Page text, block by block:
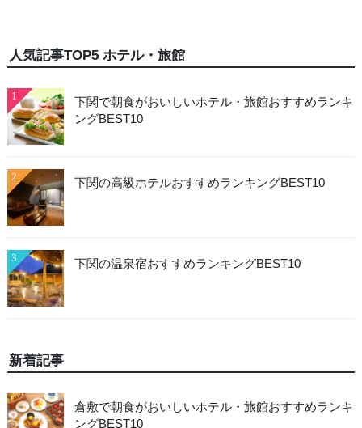
人気記事TOP5 ホテル・旅館
1
下関で朝食がおいしいホテル・旅館おすすめランキ
ングBEST10
2 下関の高級ホテルおすすめランキングBEST10
3 下関の温泉宿おすすめランキングBEST10
新着記事
倉敷で朝食がおいしいホテル・旅館おすすめランキ
ングBEST10